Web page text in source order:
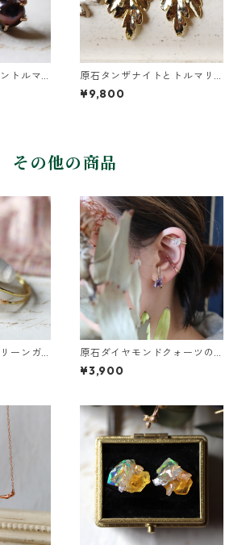
トルマ
原石タンザナイトとトルマリ
ンとクレマチスの葉ピアス
¥9,800
その他の商品
ーンガ
原石ダイヤモンドクォーツの
イヤーカフ（インダストリア
ル風）
¥3,900